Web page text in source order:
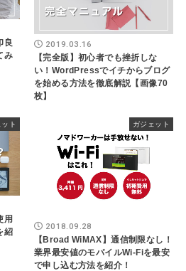
良
み
2019.03.16
【完全版】初心者でも挫折しな
い！WordPressでイチからブログ
を始める方法を徹底解説【画像70
枚】
ト
用
紹
ガジェット
2018.09.28
【Broad WiMAX】通信制限なし！
業界最安値のモバイルWi-Fiを最安
で申し込む方法を紹介！